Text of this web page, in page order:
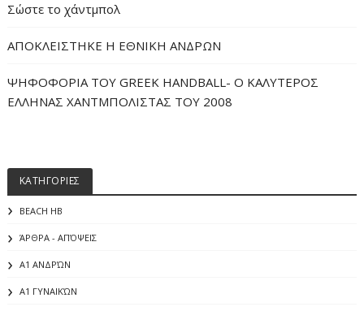
Σώστε το χάντμπολ
ΑΠΟΚΛΕΙΣΤΗΚΕ Η ΕΘΝΙΚΗ ΑΝΔΡΩΝ
ΨΗΦΟΦΟΡΙΑ ΤΟΥ GREEK HANDBALL- O ΚΑΛΥΤΕΡΟΣ
ΕΛΛΗΝΑΣ ΧΑΝΤΜΠΟΛΙΣΤΑΣ ΤΟΥ 2008
ΚΑΤΗΓΟΡΙΕΣ
BEACH HB
ΆΡΘΡΑ - ΑΠΌΨΕΙΣ
Α1 ΑΝΔΡΏΝ
Α1 ΓΥΝΑΙΚΏΝ